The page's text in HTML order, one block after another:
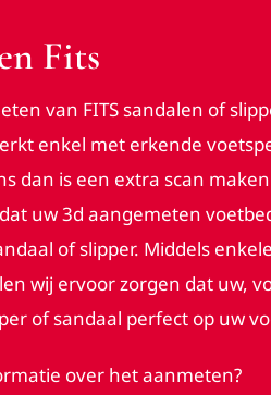
Fits
van FITS sandalen of
enkel met erkende
dan is een extra scan
uw 3d aangemeten
of slipper. Middels
wij ervoor zorgen dat uw,
of sandaal perfect op uw
over het aanmeten?